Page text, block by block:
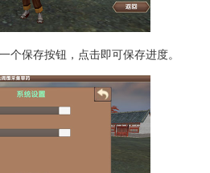
个保存按钮，点击即可保存进度。